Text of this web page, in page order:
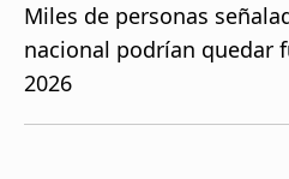
beIN XTRA
Miles de personas
nacional podrían quedar
2026